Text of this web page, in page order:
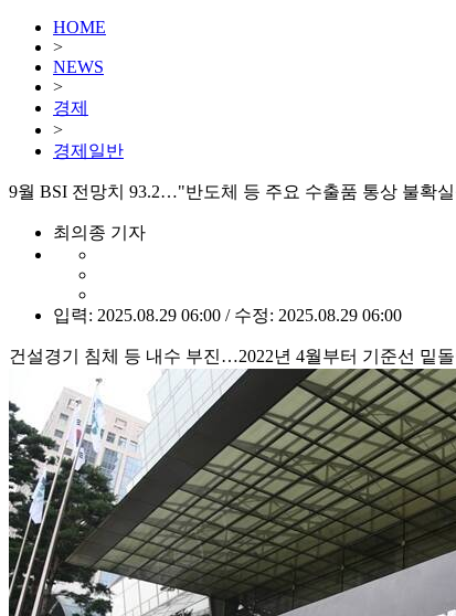
HOME
>
NEWS
>
경제
>
경제일반
9월 BSI 전망치 93.2…"반도체 등 주요 수출품 통상 불확
최의종 기자
입력: 2025.08.29 06:00 / 수정: 2025.08.29 06:00
건설경기 침체 등 내수 부진…2022년 4월부터 기준선 밑